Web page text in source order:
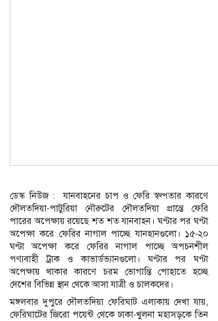
ডেস্ক নিউজ : যানবাহনের চাপ ও ফেরি স্বল্পতার কারণে
দৌলতদিয়া-পাটুরিয়া নৌরুটের দৌলতদিয়া প্রান্তে ফেরি
পারের অপেক্ষায় রয়েছে শত শত যানবাহন। ঘণ্টার পর ঘণ্টা
অপেক্ষা করে ফেরির নাগাল পাচ্ছে যানহানগুলো। ১৫-২০
ঘণ্টা অপেক্ষা করে ফেরির নাগাল পাচ্ছে অপচনশীল
পণ্যবাহী ট্রাক ও কাভার্ডভ্যানগুলো। ঘণ্টার পর ঘণ্টা
অপেক্ষায় থাকার কারণে চরম ভোগান্তি পোহাতে হচ্ছে
দেশের বিভিন্ন স্থান থেকে আসা যাত্রী ও চালকদের।
মঙ্গলবার দুপুরে দৌলতদিয়া ফেরিঘাট এলাকায় দেখা যায়,
ফেরিঘাটের জিরো পয়েন্ট থেকে ঢাকা-খুলনা মহাসড়কে তিন